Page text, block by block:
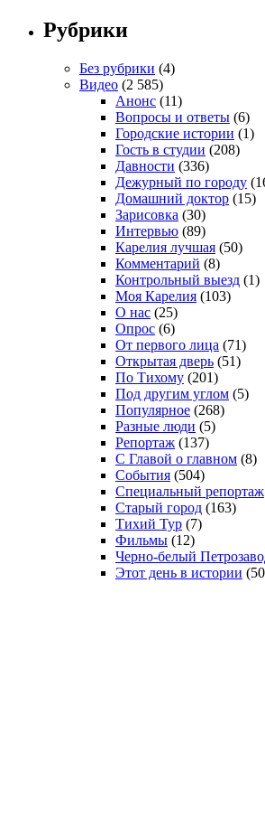
Рубрики
Без рубрики (4)
Видео (2 585)
Анонс (11)
Вопросы и ответы (6)
Городские истории (1)
Гость в студии (208)
Давности (336)
Дежурный по городу
Домашний доктор (15)
Зарисовка (30)
Интервью (89)
Карелия лучшая (50)
Комментарий (8)
Контрольный выезд (1)
Моя Карелия (103)
О нас (25)
Опрос (6)
От первого лица (71)
Открытая дверь (51)
По Тихому (201)
Под другим углом (5)
Популярное (268)
Разные люди (5)
Репортаж (137)
С Главой о главном (8)
События (504)
Специальный репортаж
Старый город (163)
Тихий Тур (7)
Фильмы (12)
Черно-белый
Этот день в истории